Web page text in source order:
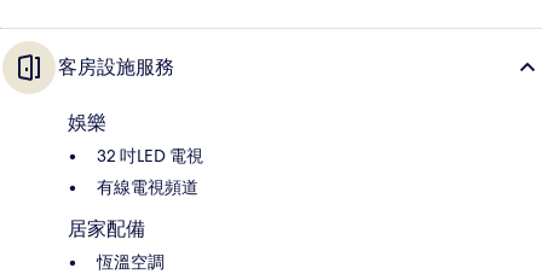
客房設施服務
娛樂
32 吋LED 電視
有線電視頻道
居家配備
恆溫空調